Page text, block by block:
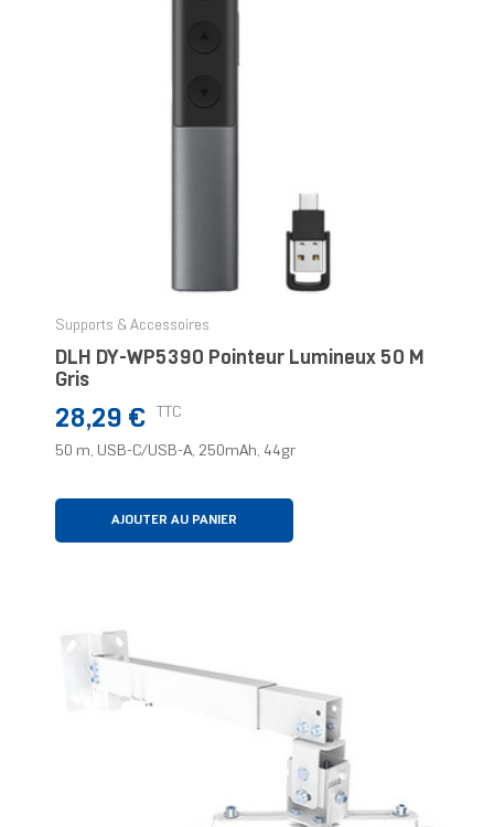
Supports & Accessoires
DLH DY-WP5390 Pointeur Lumineux 50 M
Gris
Prix
28,29 € TTC
50 m, USB-C/USB-A, 250mAh, 44gr
AJOUTER AU PANIER